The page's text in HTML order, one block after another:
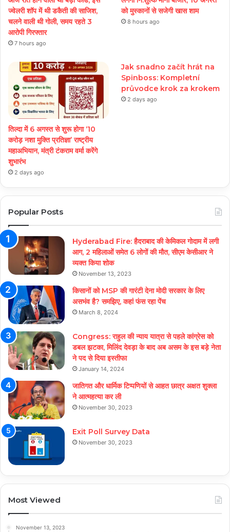
ज्वेलरी शॉप में थी डकैती की साजिश,
चलने वाली थी गोली, समय रहते 3
आरोपी गिरफ्तार
7 hours ago
को मुस्कानों से सजेगी खास शाम
8 hours ago
तिल्दा में 6 अगस्त से शुरू होगा ‘10
करोड़ नशा मुक्ति प्रतिज्ञा’ राष्ट्रीय
महाअभियान, मंत्री टंकराम वर्मा करेंगे
शुभारंभ
2 days ago
Jak snadno začít hrát na
Spinboss: Kompletní
průvodce krok za krokem
2 days ago
Popular Posts
Hyderabad Fire: हैदराबाद की केमिकल गोदाम में लगी
आग, 2 महिलाओं समेत 6 लोगों की मौत, सीएम केसीआर ने
व्यक्त किया शोक
November 13, 2023
किसानों को MSP की गारंटी देना मोदी सरकार के लिए
असभंव है? समझिए, कहां फंस रहा पेंच
March 8, 2024
Congress: राहुल की न्याय यात्रा से पहले कांग्रेस को
डबल झटका, मिलिंद देवड़ा के बाद अब असम के इस बड़े नेता
ने पद से दिया इस्तीफा
January 14, 2024
जातिगत और धार्मिक टिप्पणियों से आहत छात्र अक्षत शुक्ला
ने आत्महत्या कर ली
November 30, 2023
Exit Poll Survey Data
November 30, 2023
Most Viewed
November 13, 2023